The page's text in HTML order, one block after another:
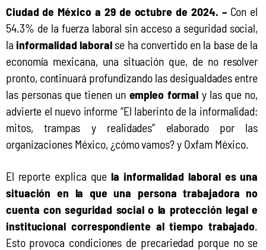
Ciudad de México a 29 de octubre de 2024. – Con el
54.3% de la fuerza laboral sin acceso a seguridad social,
la informalidad laboral se ha convertido en la base de la
economía mexicana, una situación que, de no resolver
pronto, continuará profundizando las desigualdades entre
las personas que tienen un empleo formal y las que no,
advierte el nuevo informe “El laberinto de la informalidad:
mitos, trampas y realidades” elaborado por las
organizaciones México, ¿cómo vamos? y Oxfam México.
El reporte explica que la informalidad laboral es una
situación en la que una persona trabajadora no
cuenta con seguridad social o la protección legal e
institucional correspondiente al tiempo trabajado.
Esto provoca condiciones de precariedad porque no se